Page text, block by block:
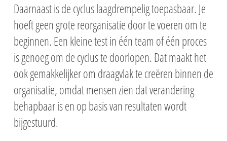
Daarnaast is de cyclus laagdrempelig toepasbaar. Je
hoeft geen grote reorganisatie door te voeren om te
beginnen. Een kleine test in één team of één proces
is genoeg om de cyclus te doorlopen. Dat maakt het
ook gemakkelijker om draagvlak te creëren binnen de
organisatie, omdat mensen zien dat verandering
behapbaar is en op basis van resultaten wordt
bijgestuurd.